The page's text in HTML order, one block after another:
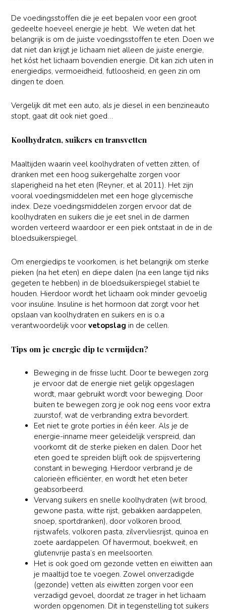
De voedingsstoffen die je eet bepalen voor een groot
gedeelte hoeveel energie je hebt. We weten dat het
belangrijk is om de juiste voedingsstoffen te eten. Doen we
dat niet dan krijgt je lichaam niet alleen de juiste energie,
het kóst het lichaam bovendien energie. Dit kan zich uiten in
energiedips, vermoeidheid, futloosheid, en geen zin om
dingen te doen.
Vergelijk dit met een auto, als je diesel in een benzineauto
stopt, gaat dit ook niet goed…
Koolhydraten, suikers en transvetten
Maaltijden waarin veel koolhydraten of vetten zitten, of
dranken met een hoog suikergehalte zorgen voor
slaperigheid na het eten (Reyner, et al 2011). Het zijn
vooral voedingsmiddelen met een hoge glycemische
index. Deze voedingsmiddelen zorgen ervoor dat de
koolhydraten en suikers die je eet snel in de darmen
worden verteerd waardoor er een piek ontstaat in de in de
bloedsuikerspiegel.
Om energiedips te voorkomen, is het belangrijk om sterke
pieken (na het eten) en diepe dalen (na een lange tijd niks
gegeten te hebben) in de bloedsuikerspiegel stabiel te
houden. Hierdoor wordt het lichaam ook minder gevoelig
voor insuline. Insuline is het hormoon dat zorgt voor het
opslaan van koolhydraten en suikers en is o.a
verantwoordelijk voorvetopslag in de cellen.
Tips om je energie dip te vermijden?
Beweging in de frisse lucht. Door te bewegen zorg
je ervoor dat de energie niet gelijk opgeslagen
wordt, maar gebruikt wordt voor beweging. Door
buiten te bewegen zorg je ook nog eens voor extra
zuurstof, wat de verbranding extra bevordert.
Eet niet te grote porties in één keer. Als je de
energie-inname meer geleidelijk verspreid, dan
voorkomt dit de sterke pieken en dalen. Door het
eten goed te spreiden blijft ook de spijsvertering
constant in beweging. Hierdoor verbrand je de
calorieën efficiënter, en wordt het eten beter
geabsorbeerd.
Vervang suikers en snelle koolhydraten (wit brood,
gewone pasta, witte rijst, gebakken aardappelen,
snoep, sportdranken), door volkoren brood,
rijstwafels, volkoren pasta, zilvervliesrijst, quinoa en
zoete aardappelen. Of havermout, boekweit, en
glutenvrije pasta’s en meelsoorten.
Het is ook goed om gezonde vetten en eiwitten aan
je maaltijd toe te voegen. Zowel onverzadigde
(gezonde) vetten als eiwitten zorgen voor een
verzadigd gevoel, doordat ze trager in het lichaam
worden opgenomen. Dit in tegenstelling tot suikers